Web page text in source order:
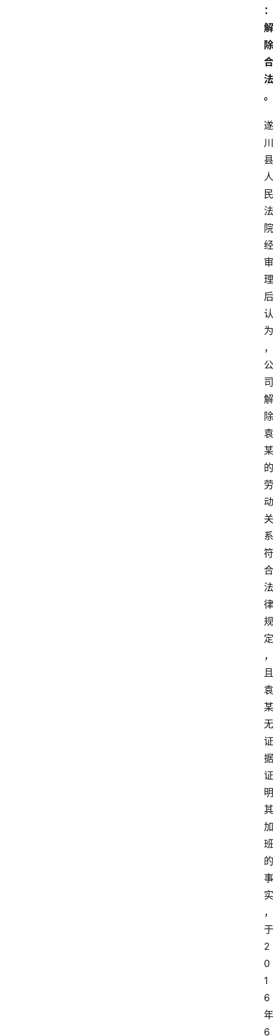
：
解
除
合
法
。
遂
川
县
人
民
法
院
经
审
理
后
认
为
，
公
司
解
除
袁
某
的
劳
动
关
系
符
合
法
律
规
定
，
且
袁
某
无
证
据
证
明
其
加
班
的
事
实
，
于
2
0
1
6
年
6